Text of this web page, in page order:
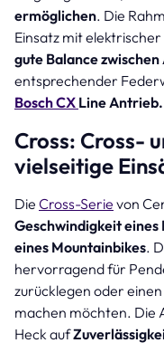
ermöglichen. Die
Einsatz mit
gute Balance
entsprechender
Bosch CX Line Antrieb.
Cross: Cross-
vielseitige
Die Cross-Serie von
Geschwindigkeit
eines Mountainbikes.
hervorragend für
zurücklegen oder
machen möchten. Die
Heck auf